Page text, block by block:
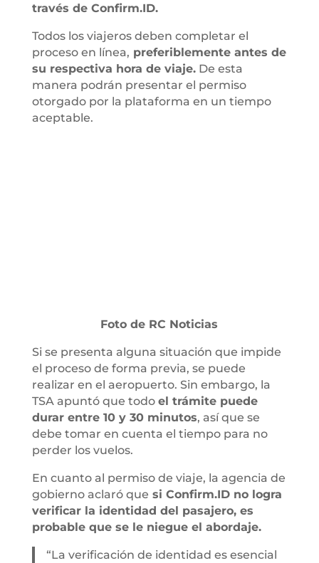
través de Confirm.ID.
Todos los viajeros deben completar el
proceso en línea, preferiblemente antes de
su respectiva hora de viaje.De esta
manera podrán presentar el permiso
otorgado por la plataforma en un tiempo
aceptable.
Foto de RC Noticias
Si se presenta alguna situación que impide
el proceso de forma previa, se puede
realizar en el aeropuerto. Sin embargo, la
TSA apuntó que todo el trámite puede
durar entre 10 y 30 minutos, así que se
debe tomar en cuenta el tiempo para no
perder los vuelos.
En cuanto al permiso de viaje, la agencia de
gobierno aclaró que si Confirm.ID no logra
verificar la identidad del pasajero, es
probable que se le niegue el abordaje.
“La verificación de identidad es esencial